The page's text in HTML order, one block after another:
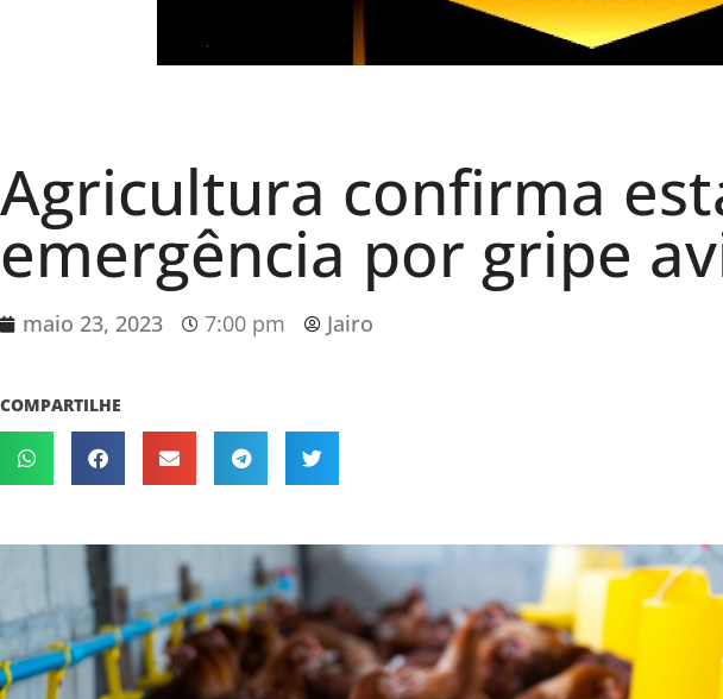
Agricultura confirma
emergência por gripe
maio 23, 2023 7:00 pm Jairo
COMPARTILHE